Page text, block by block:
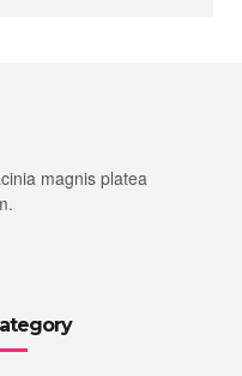
magnis platea